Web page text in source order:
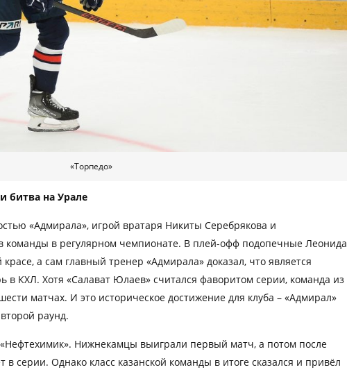
«Торпедо»
битва на Урале
«Адмирала», игрой вратаря Никиты Серебрякова и
команды в регулярном чемпионате. В плей-офф подопечные Леонида
а сам главный тренер «Адмирала» доказал, что является
в КХЛ. Хотя «Салават Юлаев» считался фаворитом серии, команда из
матчах. И это историческое достижение для клуба – «Адмирал»
раунд.
Нижнекамцы выиграли первый матч, а потом после
в серии. Однако класс казанской команды в итоге сказался и привёл